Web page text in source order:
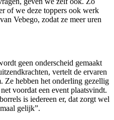
of we deze toppers ook werk
Vebego, zodat ze meer uren
geen onderscheid gemaakt
vertelt de ervaren
Ze hebben het onderling gezellig
voordat een event plaatsvindt.
is iedereen er, dat zorgt wel
gelijk”.